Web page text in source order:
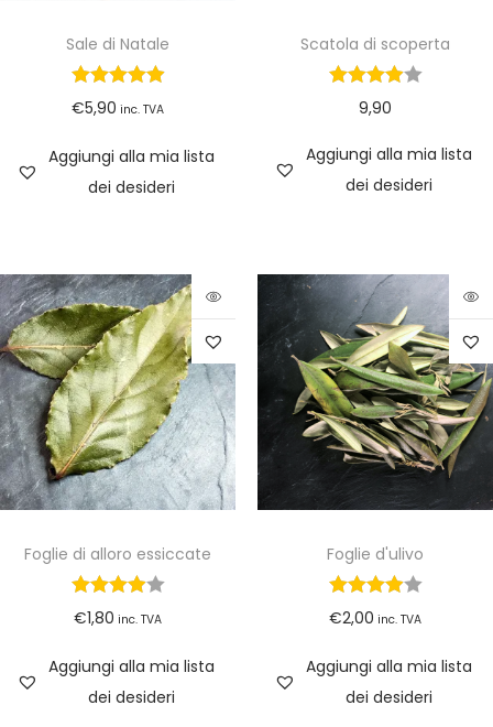
Sale di Natale
€5,90 inc. TVA
Aggiungi alla mia lista
dei desideri
Scatola di scoperta
9,90
Aggiungi alla mia lista
dei desideri
Foglie di alloro essiccate
€1,80 inc. TVA
Aggiungi alla mia lista
dei desideri
Foglie d'ulivo
€2,00 inc. TVA
Aggiungi alla mia lista
dei desideri